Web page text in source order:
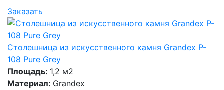
Заказать
Столешница из искусственного камня Grandex P-
108 Pure Grey
Площадь: 1,2 м2
Материал: Grandex